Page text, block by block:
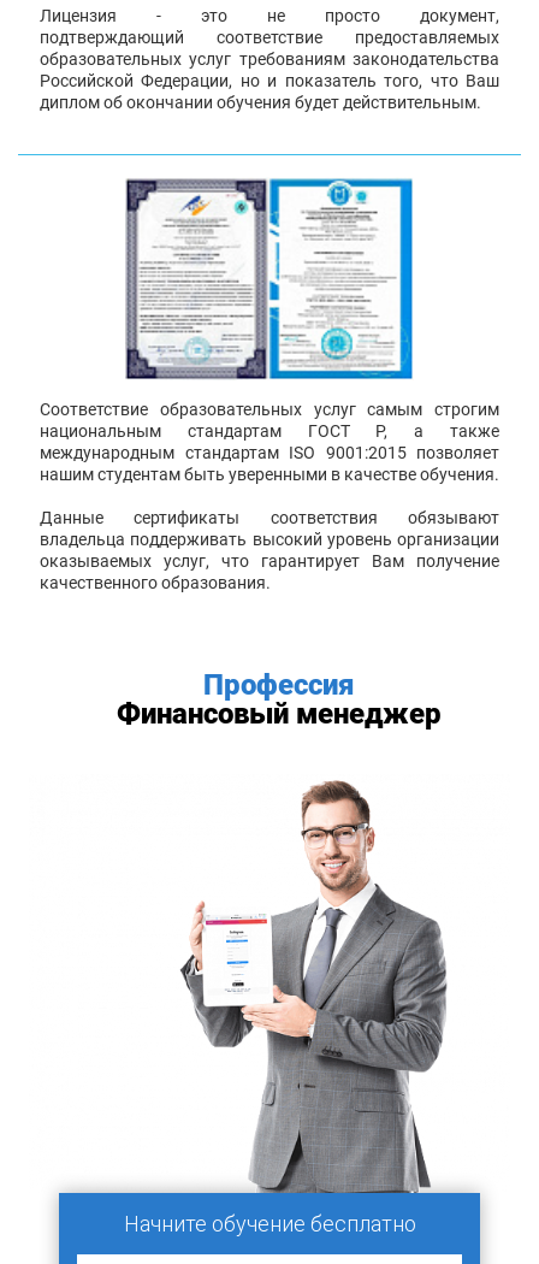
Лицензия - это не просто документ,
подтверждающий соответствие предоставляемых
образовательных услуг требованиям законодательства
Российской Федерации, но и показатель того, что Ваш
диплом об окончании обучения будет действительным.
Соответствие образовательных услуг самым строгим
национальным стандартам ГОСТ Р, а также
международным стандартам ISO 9001:2015 позволяет
нашим студентам быть уверенными в качестве обучения.
Данные сертификаты соответствия обязывают
владельца поддерживать высокий уровень организации
оказываемых услуг, что гарантирует Вам получение
качественного образования.
Профессия
Финансовый менеджер
Начните обучение бесплатно